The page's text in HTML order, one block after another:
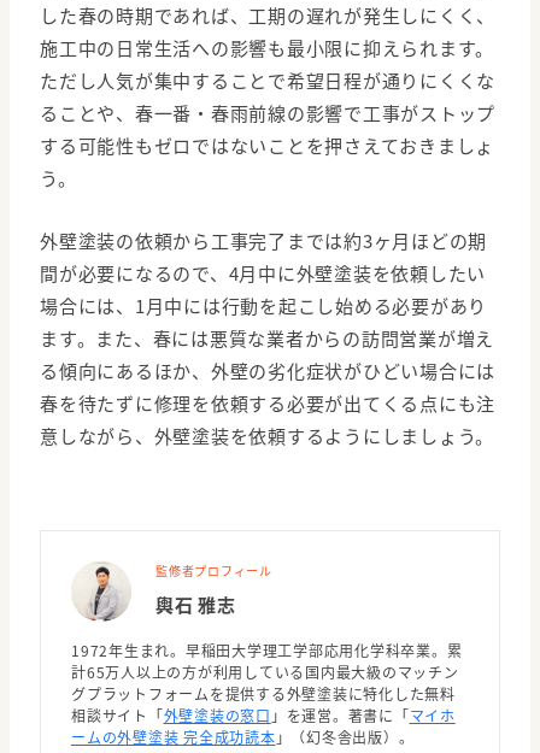
した春の時期であれば、工期の遅れが発生しにくく、
施工中の日常生活への影響も最小限に抑えられます。
ただし人気が集中することで希望日程が通りにくくな
ることや、春一番・春雨前線の影響で工事がストップ
する可能性もゼロではないことを押さえておきましょ
う。
外壁塗装の依頼から工事完了までは約3ヶ月ほどの期
間が必要になるので、4月中に外壁塗装を依頼したい
場合には、1月中には行動を起こし始める必要があり
ます。また、春には悪質な業者からの訪問営業が増え
る傾向にあるほか、外壁の劣化症状がひどい場合には
春を待たずに修理を依頼する必要が出てくる点にも注
意しながら、外壁塗装を依頼するようにしましょう。
監修者プロフィール
輿石 雅志
1972年生まれ。早稲田大学理工学部応用化学科卒業。累
計65万人以上の方が利用している国内最大級のマッチン
グプラットフォームを提供する外壁塗装に特化した無料
相談サイト「外壁塗装の窓口 」を運営。著書に「マイホ
ームの外壁塗装 完全成功読本 」（幻冬舎出版）。